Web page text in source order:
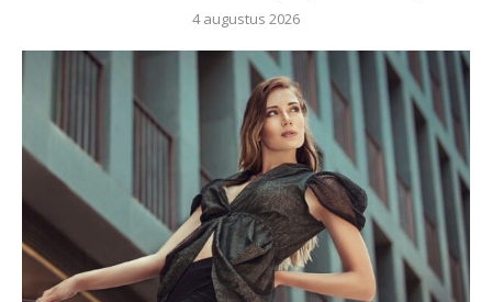
4 augustus 2026